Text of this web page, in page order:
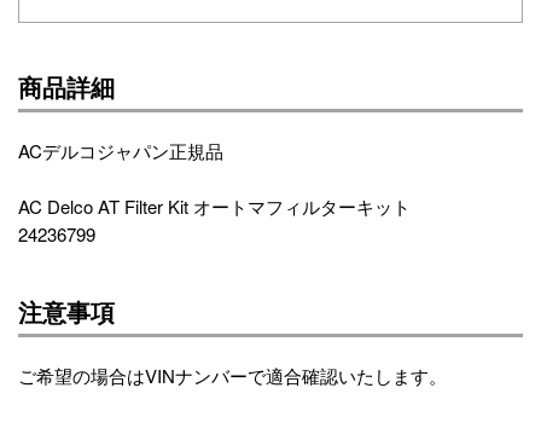
商品詳細
ACデルコジャパン正規品
AC Delco AT Filter Kit オートマフィルターキット
24236799
注意事項
ご希望の場合はVINナンバーで適合確認いたします。